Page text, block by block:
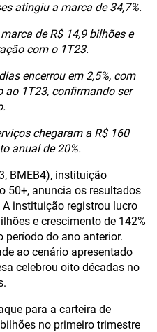
atingiu a marca de 34,7%.
de R$ 14,9 bilhões e
com o 1T23.
encerrou em 2,5%, com
ao 1T23, confirmando ser
chegaram a R$ 160
anual de 20%.
BMEB4), instituição
50+, anuncia os resultados
instituição registrou lucro
e crescimento de 142%
período do ano anterior.
ao cenário apresentado
celebrou oito décadas no
para a carteira de
no primeiro trimestre